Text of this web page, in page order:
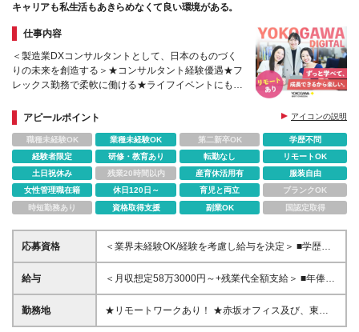
キャリアも私生活もあきらめなくて良い環境がある。
仕事内容
＜製造業DXコンサルタントとして、日本のものづく
りの未来を創造する＞★コンサルタント経験優遇★フ
レックス勤務で柔軟に働ける★ライフイベントにも対
アピールポイント
アイコンの説明
職種未経験OK 業種未経験OK 第二新卒OK
学歴不問
経験者限定
研修・教育あり 転勤なし
リモートOK
土日祝休み
残業20時間以内 産育休活用有
服装自由
女性管理職在籍
休日120日～ 育児と両立
ブランクOK
時短勤務あり
資格取得支援 副業OK 国認定取得
応募資格
＜業界未経験OK/経験を考慮し給与を決定＞ ■学歴不
問 ■コンサルタントとしての経験をお持ちの方 →IT業
界や製造業での経験があれば歓迎します！ ＜求める
レンジする意欲がある方 □製造業の発展に貢献したい
という意欲がある方 □顧客と深く向き合い、本質的な
給与
＜月収想定58万3000円～+残業代全額支給＞ ■年俸制
(12分割)： 700万円～1200万円 ※経験・スキルを考
慮し決定します ※残業代は別途支給します ※試用期間
勤務地
★リモートワークあり！ ★赤坂オフィス及び、東京
都内の各プロジェクト先にて勤務していただきます ■